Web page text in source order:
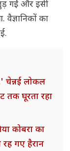
गईं और इसी
का
चेन्नई लोकल
तक घूरता रहा
कोबरा का
गए हैरान